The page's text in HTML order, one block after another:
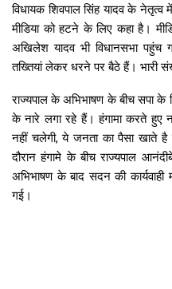
विधायक शिवपाल सिंह यादव के
मीडिया को हटने के लिए कहा है।
अखिलेश यादव भी विधानसभा पहुंच
तख्तियां लेकर धरने पर बैठे हैं। भारी
राज्यपाल के अभिभाषण के बीच सपा
के नारे लगा रहे हैं। हंगामा करते हुए
नहीं चलेगी, ये जनता का पैसा खाते
दौरान हंगामे के बीच राज्यपाल
अभिभाषण के बाद सदन की
गई।